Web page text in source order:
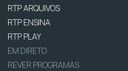
RTP ARQUIVOS
RTP ENSINA
RTP PLAY
EM DIRETO
REVER PROGRAMAS